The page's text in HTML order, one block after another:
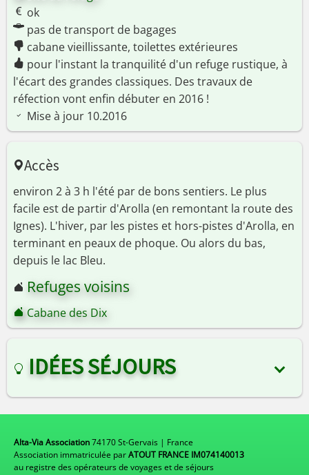
ok
pas de transport de bagages
cabane vieillissante, toilettes extérieures
pour l'instant la tranquilité d'un refuge rustique, à
l'écart des grandes classiques. Des travaux de
réfection vont enfin débuter en 2016 !
Mise à jour 10.2016
Accès
environ 2 à 3 h l'été par de bons sentiers. Le plus
facile est de partir d'Arolla (en remontant la route des
Ignes). L'hiver, par les pistes et hors-pistes d'Arolla, en
terminant en peaux de phoque. Ou alors du bas,
depuis le lac Bleu.
Refuges voisins
Cabane des Dix
IDÉES SÉJOURS
Alta-Via Association74170 St-Gervais | France
Association immatriculée parATOUT FRANCE IM074140013
au registre des opérateurs de voyages et de séjours